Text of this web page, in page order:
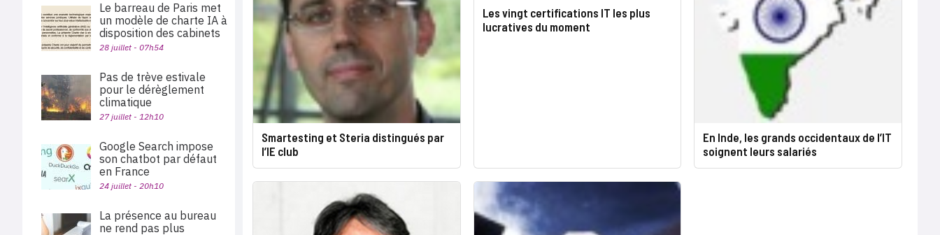
Smartesting et Steria distingués par
l’IE club
Les vingt certifications IT les plus
lucratives du moment
En Inde, les grands occidentaux de l’IT
soignent leurs salariés
Le barreau de Paris met
un modèle de charte IA à
disposition des cabinets
28 juillet - 07h54
Pas de trève estivale
pour le dérèglement
climatique
27 juillet - 12h10
Google Search impose
son chatbot par défaut
en France
24 juillet - 20h10
La présence au bureau
ne rend pas plus